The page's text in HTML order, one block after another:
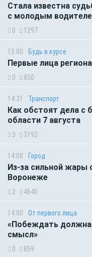
Стала известна
с молодым
0 1297
15:00 Будь в курсе
Первые лица
0 850
14:31 Транспорт
Как обстоят дела с
области 7 августа
3 3192
14:08 Город
Из-за сильной жары
Воронеже
2 4640
14:00 От первого лица
«Побеждать должна
смысл»
0 859